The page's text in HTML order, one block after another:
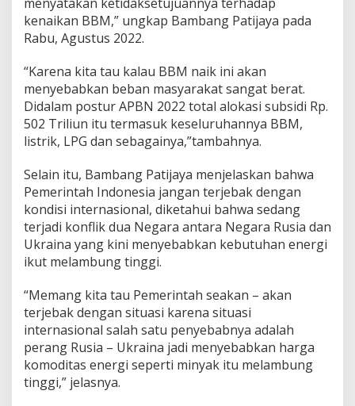
R
I
kenaikan BBM,” ungkap Bambang Patijaya pada
Rabu, Agustus 2022.
“Karena kita tau kalau BBM naik ini akan
menyebabkan beban masyarakat sangat berat.
Didalam postur APBN 2022 total alokasi subsidi Rp.
502 Triliun itu termasuk keseluruhannya BBM,
listrik, LPG dan sebagainya,”tambahnya.
Selain itu, Bambang Patijaya menjelaskan bahwa
Pemerintah Indonesia jangan terjebak dengan
kondisi internasional, diketahui bahwa sedang
terjadi konflik dua Negara antara Negara Rusia dan
Ukraina yang kini menyebabkan kebutuhan energi
ikut melambung tinggi.
“Memang kita tau Pemerintah seakan – akan
terjebak dengan situasi karena situasi
internasional salah satu penyebabnya adalah
perang Rusia – Ukraina jadi menyebabkan harga
komoditas energi seperti minyak itu melambung
tinggi,” jelasnya.